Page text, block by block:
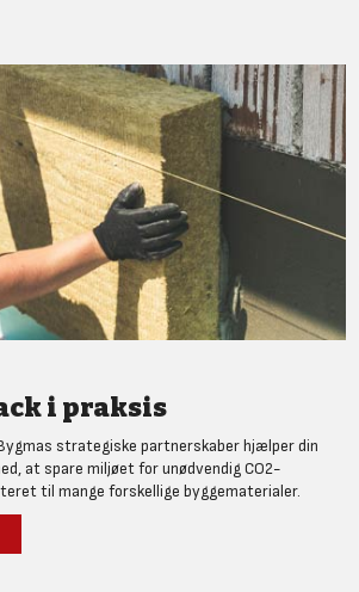
i praksis
strategiske partnerskaber hjælper din
at spare miljøet for unødvendig CO2-
til mange forskellige byggematerialer.